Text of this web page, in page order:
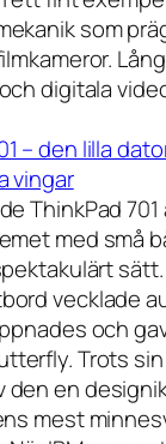
som
digitala
– den lilla
vingar
ThinkPad
med små
vecklade
och
Trots
den en
mest